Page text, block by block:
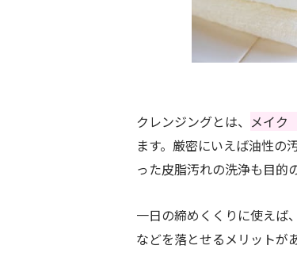
クレンジングとは、 メイク
ます。厳密にいえば油性の
った皮脂汚れの洗浄も目的
一日の締めくくりに使えば
などを落とせるメリットが